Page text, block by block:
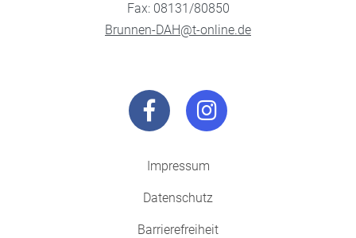
Fax: 08131/80850
Brunnen-DAH@t-online.de
Impressum
Datenschutz
Barrierefreiheit